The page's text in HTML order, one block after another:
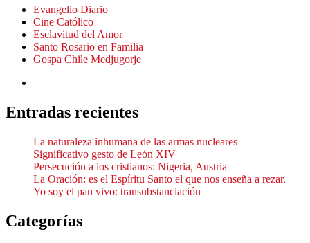
Evangelio Diario
Cine Católico
Esclavitud del Amor
Santo Rosario en Familia
Gospa Chile Medjugorje
Entradas recientes
La naturaleza inhumana de las armas nucleares
Significativo gesto de León XIV
Persecución a los cristianos: Nigeria, Austria
La Oración: es el Espíritu Santo el que nos enseña a rezar.
Yo soy el pan vivo: transubstanciación
Categorías